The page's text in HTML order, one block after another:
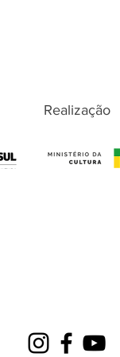
Realização